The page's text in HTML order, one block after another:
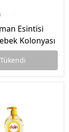
Esintisi
Kolonyası
Tükendi